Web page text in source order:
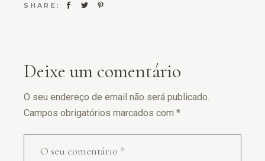
SHARE:
Deixe um comentário
O seu endereço de email não será publicado.
Campos obrigatórios marcados com*